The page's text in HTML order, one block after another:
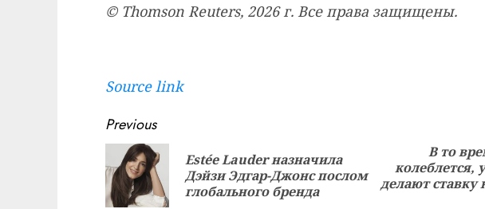
© Thomson Reuters, 2026 г. Все права защищены.
Source link
Continue
Reading
Previous
Previous
post:
Estée Lauder назначила
Дэйзи Эдгар-Джонс послом
глобального бренда
Next
post:
В то
колеблется,
делают ставку